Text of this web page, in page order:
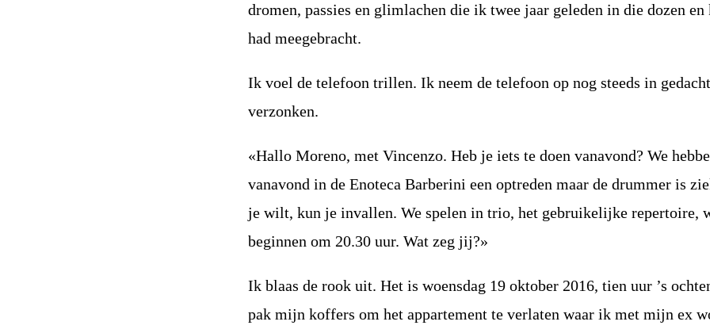
dromen, passies en glimlachen die ik twee jaar geleden in die dozen en
had meegebracht.
Ik voel de telefoon trillen. Ik neem de telefoon op nog steeds in
verzonken.
«Hallo Moreno, met Vincenzo. Heb je iets te doen vanavond? We
vanavond in de Enoteca Barberini een optreden maar de drummer is
je wilt, kun je invallen. We spelen in trio, het gebruikelijke repertoire,
beginnen om 20.30 uur. Wat zeg jij?»
Ik blaas de rook uit. Het is woensdag 19 oktober 2016, tien uur ’s
pak mijn koffers om het appartement te verlaten waar ik met mijn ex